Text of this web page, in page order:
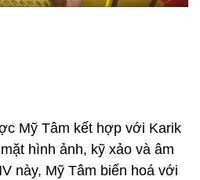
Mỹ Tâm kết hợp với Karik
hình ảnh, kỹ xảo và âm
này, Mỹ Tâm biến hoá với